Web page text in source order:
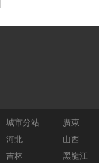
城市分站 廣東
河北
山西
吉林
黑龍江